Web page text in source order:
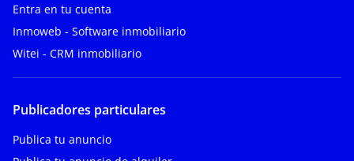
Entra en tu cuenta
Inmoweb - Software inmobiliario
Witei - CRM inmobiliario
Publicadores particulares
Publica tu anuncio